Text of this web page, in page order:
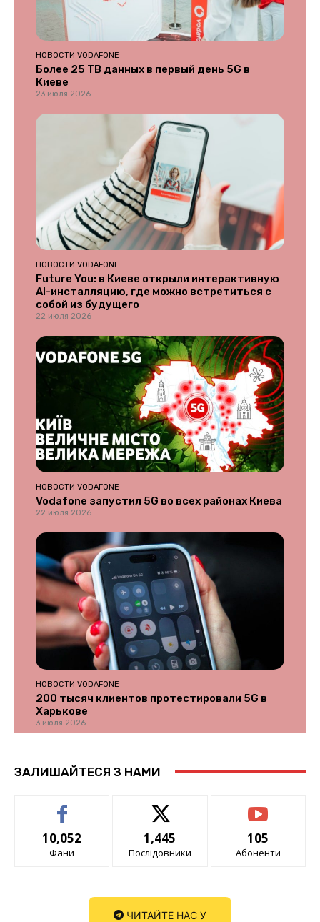
НОВОСТИ VODAFONE
Более 25 ТВ данных в первый день 5G в
Киеве
23 июля 2026
НОВОСТИ VODAFONE
Future You: в Киеве открыли интерактивную
AI-инсталляцию, где можно встретиться с
собой из будущего
22 июля 2026
НОВОСТИ VODAFONE
Vodafone запустил 5G во всех районах Киева
22 июля 2026
НОВОСТИ VODAFONE
200 тысяч клиентов протестировали 5G в
Харькове
3 июля 2026
ЗАЛИШАЙТЕСЯ З НАМИ
10,052
Фани
1,445
Послідовники
105
Абоненти
ЧИТАЙТЕ НАС У